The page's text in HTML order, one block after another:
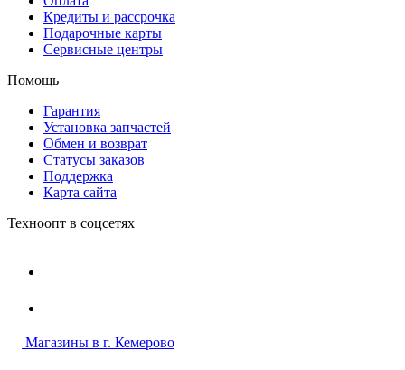
Кредиты и рассрочка
Подарочные карты
Сервисные центры
Помощь
Гарантия
Установка запчастей
Обмен и возврат
Статусы заказов
Поддержка
Карта сайта
Техноопт в соцсетях
Магазины в г. Кемерово